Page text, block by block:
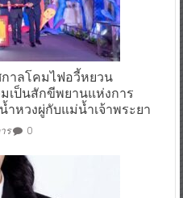
กาลโคมไฟอวี้หยวน
เป็นสักขีพยานแห่งการ
หวงผู่กับแม่น้ำเจ้าพระยา
ร 0